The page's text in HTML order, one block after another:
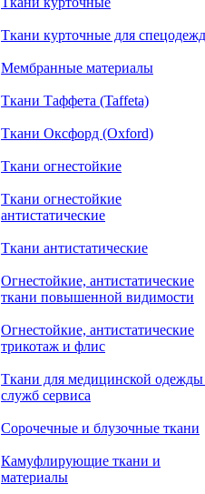
Ткани курточные для
Мембранные материалы
Ткани Таффета (Taffeta)
Ткани Оксфорд (Oxford)
Ткани огнестойкие
Ткани огнестойкие
антистатические
Ткани антистатические
Огнестойкие, антистатические
ткани повышенной видимости
Огнестойкие, антистатические
трикотаж и флис
Ткани для медицинской
служб сервиса
Сорочечные и блузочные ткани
Камуфлирующие ткани и
материалы